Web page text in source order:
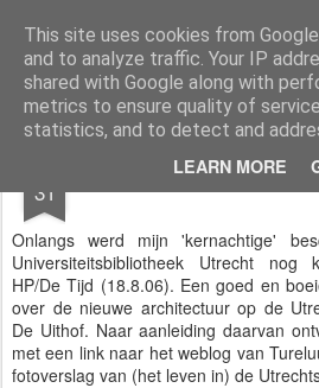
This site uses cookies from
and to analyze traffic. Your IP
shared with Google along with
metrics to ensure quality of
statistics, and to detect and
LEARN MORE
Styloblog Stylo is secretariaat en
Pages
31
Onlangs werd mijn 'kernachtige'
Universiteitsbibliotheek Utrecht nog
HP/De Tijd (18.8.06). Een goed en
over de nieuwe architectuur op de
De Uithof. Naar aanleiding daarvan
met een link naar het weblog van
fotoverslag van (het leven in) de